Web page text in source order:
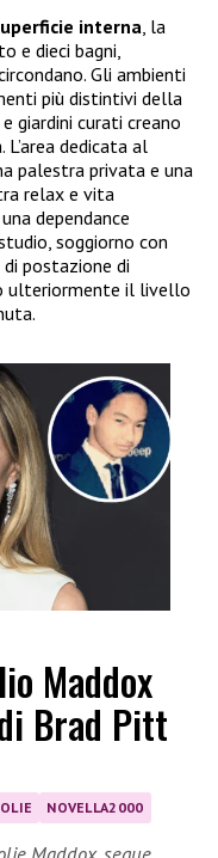
interna, la
e dieci bagni,
Gli ambienti
più distintivi della
giardini curati creano
dedicata al
palestra privata e una
relax e vita
dependance
soggiorno con
postazione di
ulteriormente il livello
Maddox
Brad Pitt
NOVELLA2000